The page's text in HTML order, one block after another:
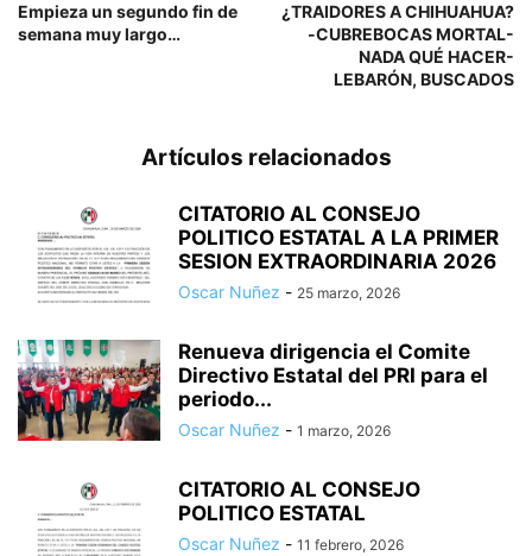
Empieza un segundo fin de
semana muy largo…
¿TRAIDORES A CHIHUAHUA?
-CUBREBOCAS MORTAL-
NADA QUÉ HACER-
LEBARÓN, BUSCADOS
Artículos relacionados
CITATORIO AL CONSEJO
POLITICO ESTATAL A LA PRIMER
SESION EXTRAORDINARIA 2026
Oscar Nuñez - 25 marzo, 2026
Renueva dirigencia el Comite
Directivo Estatal del PRI para el
periodo...
Oscar Nuñez - 1 marzo, 2026
CITATORIO AL CONSEJO
POLITICO ESTATAL
Oscar Nuñez - 11 febrero, 2026